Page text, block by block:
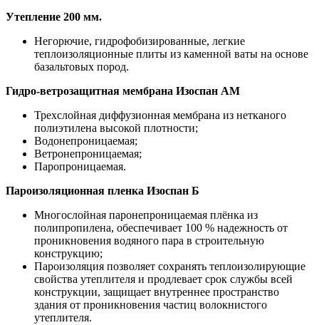
Утепление 200 мм.
Негорючие, гидрофобизированные, легкие
теплоизоляционные плиты из каменной ваты на основе
базальтовых пород.
Гидро-ветрозащитная мембрана Изоспан АМ
Трехслойная диффузионная мембрана из нетканого
полиэтилена высокой плотности;
Водонепроницаемая;
Ветронепроницаемая;
Паропроницаемая.
Пароизоляционная пленка Изоспан Б
Многослойная паронепроницаемая плёнка из
полипропилена, обеспечивает 100 % надежность от
проникновения водяного пара в строительную
конструкцию;
Пароизоляция позволяет сохранять теплоизолирующие
свойства утеплителя и продлевает срок службы всей
конструкции, защищает внутреннее пространство
здания от проникновения частиц волокнистого
утеплителя.